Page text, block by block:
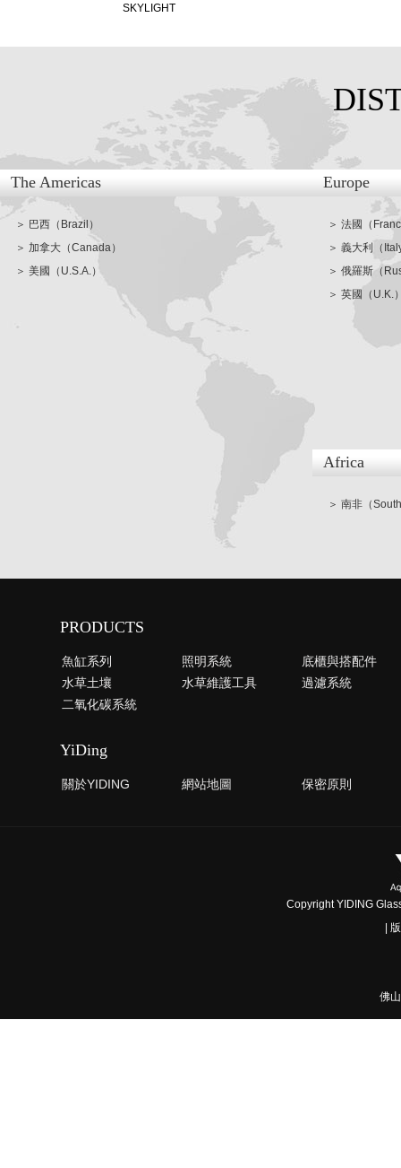
SKYLIGHT
The Americas
＞ 巴西（Brazil）
＞ 加拿大（Canada）
＞ 美國（U.S.A.）
Europe
＞ 法國（
＞ 義大利（
＞ 俄羅斯（
＞ 英國（U.K.
Africa
＞ 南非（
PRODUCTS
魚缸系列 照明系統
底櫃與搭配件
水草土壤
水草維護工具
過濾系統
二氧化碳系統
YiDing
關於YIDING 網站地圖 保密原則
Copyright YIDING
|
佛